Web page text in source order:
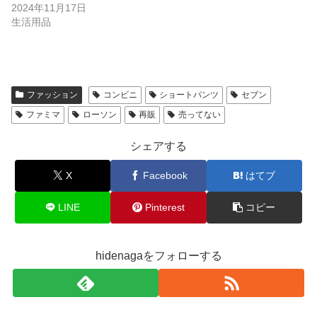
2024年11月17日
生活用品
ファッション コンビニ ショートパンツ
セブン
ファミマ
ローソン 再販 売ってない
シェアする
X Facebook はてブ
LINE Pinterest コピー
hidenagaをフォローする